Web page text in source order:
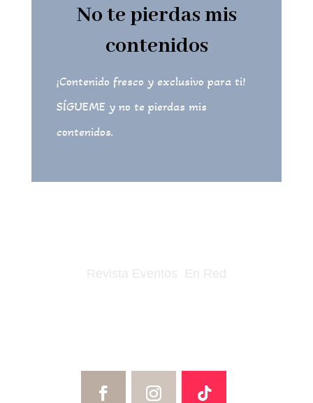
No te pierdas mis
contenidos
¡Contenido fresco y exclusivo para ti!
SÍGUEME y no te pierdas mis
contenidos.